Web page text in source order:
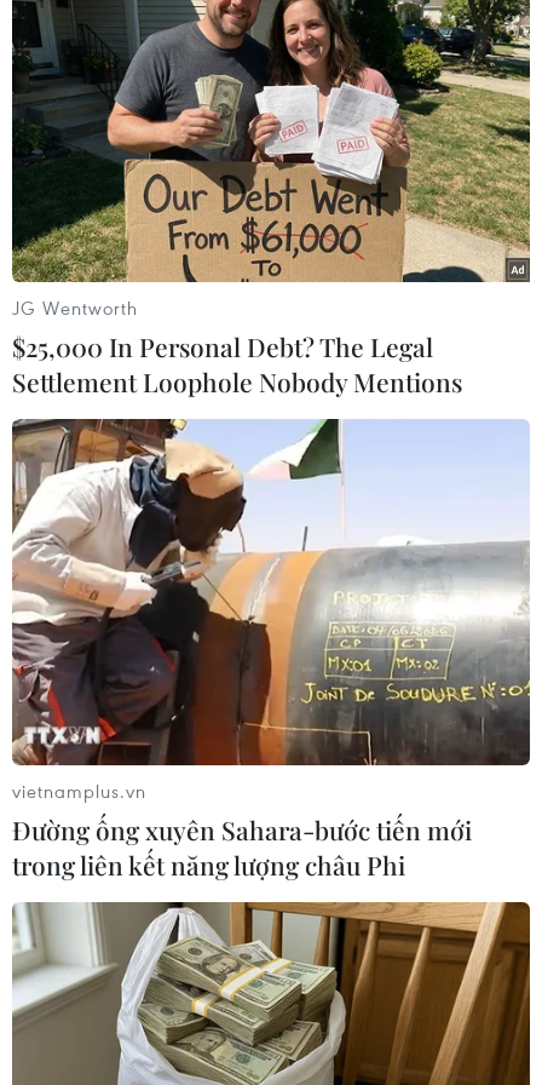
Triển lãm mang đến 40 bức tranh từ 39 họa sỹ trẻ, năm sinh từ
1995 đến sau 2000. Ngôn ngữ hội họa đương đại của người trẻ
mang sức sống mới mẻ. (Ảnh: Minh Anh/Vietnam+)
Cùng với tranh là nhiều hoạt động checkin, thể hiện tình yêu
nước một cách sáng tạo. (Ảnh: Minh Anh/Vietnam+)
JG Wentworth
$25,000 In Personal Debt? The Legal
Settlement Loophole Nobody Mentions
vietnamplus.vn
Đường ống xuyên Sahara-bước tiến mới
trong liên kết năng lượng châu Phi